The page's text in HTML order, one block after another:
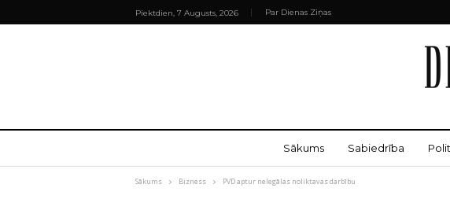
Piektdien, 7 Augusts, 2026 Par Dienas Ziņas
Sākums Sabiedrība
Sākums Bizness PVD aptur nelegālas noliktavas darbību